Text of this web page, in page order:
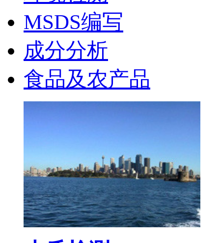
MSDS编写
成分分析
食品及农产品